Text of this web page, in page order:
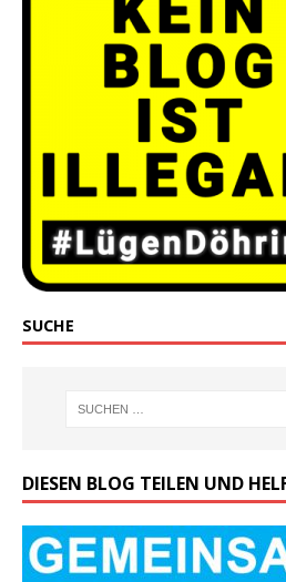
SUCHE
DIESEN BLOG TEILEN UND